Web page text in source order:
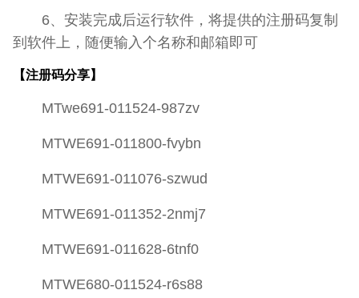
6、安装完成后运行软件，将提供的注册码复制
到软件上，随便输入个名称和邮箱即可
【注册码分享】
MTwe691-011524-987zv
MTWE691-011800-fvybn
MTWE691-011076-szwud
MTWE691-011352-2nmj7
MTWE691-011628-6tnf0
MTWE680-011524-r6s88